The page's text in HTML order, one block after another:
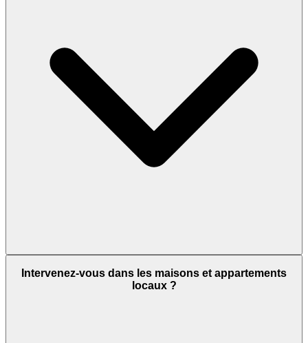
Intervenez-vous dans les maisons et appartements
locaux ?